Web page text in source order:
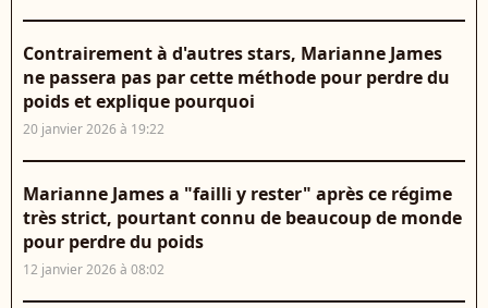
Contrairement à d'autres stars, Marianne James
ne passera pas par cette méthode pour perdre du
poids et explique pourquoi
20 janvier 2026 à 19:22
Marianne James a "failli y rester" après ce régime
très strict, pourtant connu de beaucoup de monde
pour perdre du poids
12 janvier 2026 à 08:02